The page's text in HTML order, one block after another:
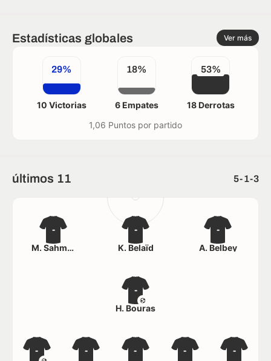
Estadísticas globales Ver más
29%
10 Victorias
18%
6 Empates
53%
18 Derrotas
1,06 Puntos por partido
últimos 11 5-1-3
- - - - -
-
H. Bouras
-
M. Sahmadi
-
K. Belaïd
-
A. Belbey